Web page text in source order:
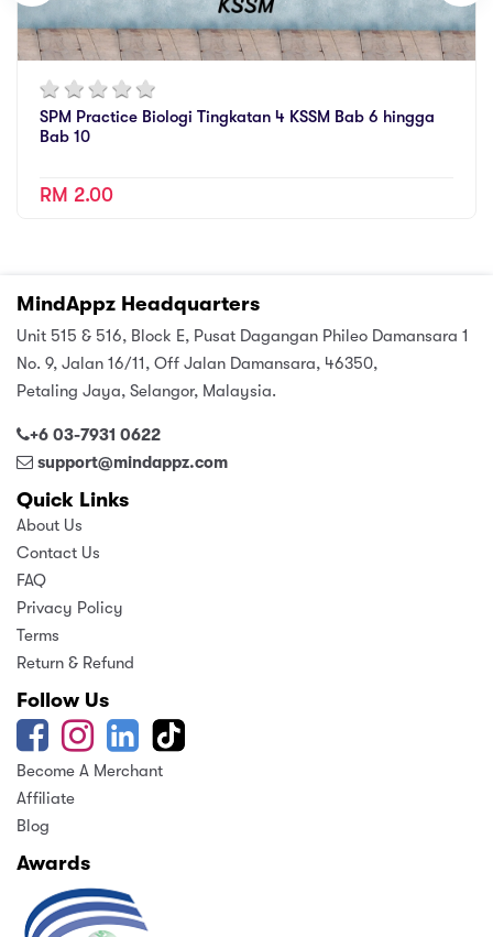
SPM Practice Biologi Tingkatan 4 KSSM Bab 6 hingga
Bab 10
RM 2.00
MindAppz Headquarters
Unit 515 & 516, Block E, Pusat Dagangan Phileo Damansara 1
No. 9, Jalan 16/11, Off Jalan Damansara, 46350,
Petaling Jaya, Selangor, Malaysia.
+6 03-7931 0622
support@mindappz.com
Quick Links
About Us
Contact Us
FAQ
Privacy Policy
Terms
Return & Refund
Follow Us
Become A Merchant
Affiliate
Blog
Awards